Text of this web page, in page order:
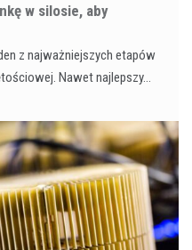
w silosie, aby
z najważniejszych etapów
Nawet najlepszy…